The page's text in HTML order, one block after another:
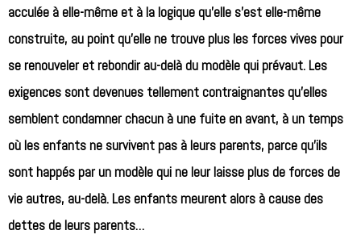
acculée à elle-même et à la logique qu’elle s’est elle-même
construite, au point qu’elle ne trouve plus les forces vives pour
se renouveler et rebondir au-delà du modèle qui prévaut. Les
exigences sont devenues tellement contraignantes qu’elles
semblent condamner chacun à une fuite en avant, à un temps
où les enfants ne survivent pas à leurs parents, parce qu’ils
sont happés par un modèle qui ne leur laisse plus de forces de
vie autres, au-delà. Les enfants meurent alors à cause des
dettes de leurs parents…